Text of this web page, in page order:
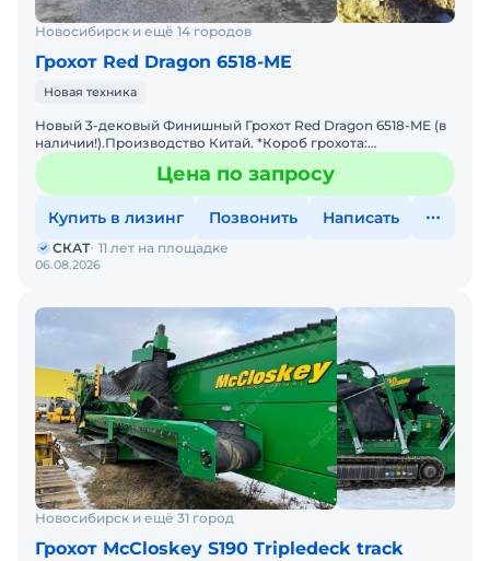
Новосибирск и ещё 14 городов
Грохот Red Dragon 6518-ME
Новая техника
Новый 3-дековый Финишный Грохот Red Dragon 6518-ME (в
наличии!).Производство Китай. *Короб грохота:
6500*1800mm, сита 5-20-40мм (нижняя дека продольное
натяжени
Цена по запросу
Купить в лизинг Позвонить Написать
06.08.2026
СКАТ 11 лет на площадке
Новосибирск и ещё 31 город
Грохот McCloskey S190 Tripledeck track